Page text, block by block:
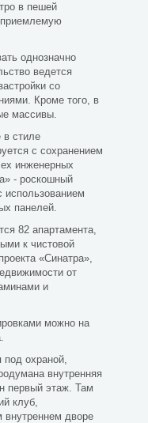
в пешей
приемлемую
однозначно
ведется
со
Кроме того, в
массивы.
в стиле
с сохранением
инженерных
- роскошный
использованием
панелей.
82 апартамента,
к чистовой
«Синатра»,
от
и
можно на
под охраной,
внутренняя
первый этаж. Там
клуб,
внутреннем дворе